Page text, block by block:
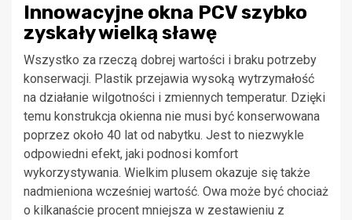
Innowacyjne okna PCV szybko
zyskały wielką sławę
Wszystko za rzeczą dobrej wartości i braku potrzeby
konserwacji. Plastik przejawia wysoką wytrzymałość
na działanie wilgotności i zmiennych temperatur. Dzięki
temu konstrukcja okienna nie musi być konserwowana
poprzez około 40 lat od nabytku. Jest to niezwykle
odpowiedni efekt, jaki podnosi komfort
wykorzystywania. Wielkim plusem okazuje się także
nadmieniona wcześniej wartość. Owa może być chociaż
o kilkanaście procent mniejsza w zestawieniu z